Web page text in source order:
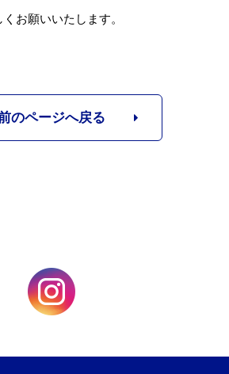
お願いいたします。
のページへ戻る